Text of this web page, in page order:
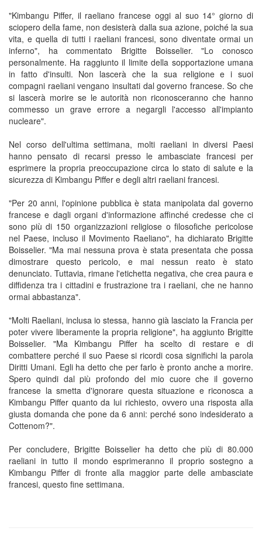
"Kimbangu Piffer, il raeliano francese oggi al suo 14° giorno di
sciopero della fame, non desisterà dalla sua azione, poiché la sua
vita, e quella di tutti i raeliani francesi, sono diventate ormai un
inferno", ha commentato Brigitte Boisselier. "Lo conosco
personalmente. Ha raggiunto il limite della sopportazione umana
in fatto d'insulti. Non lascerà che la sua religione e i suoi
compagni raeliani vengano insultati dal governo francese. So che
si lascerà morire se le autorità non riconosceranno che hanno
commesso un grave errore a negargli l'accesso all'impianto
nucleare".
Nel corso dell'ultima settimana, molti raeliani in diversi Paesi
hanno pensato di recarsi presso le ambasciate francesi per
esprimere la propria preoccupazione circa lo stato di salute e la
sicurezza di Kimbangu Piffer e degli altri raeliani francesi.
"Per 20 anni, l'opinione pubblica è stata manipolata dal governo
francese e dagli organi d'informazione affinché credesse che ci
sono più di 150 organizzazioni religiose o filosofiche pericolose
nel Paese, incluso il Movimento Raeliano", ha dichiarato Brigitte
Boisselier. "Ma mai nessuna prova è stata presentata che possa
dimostrare questo pericolo, e mai nessun reato è stato
denunciato. Tuttavia, rimane l'etichetta negativa, che crea paura e
diffidenza tra i cittadini e frustrazione tra i raeliani, che ne hanno
ormai abbastanza".
"Molti Raeliani, inclusa io stessa, hanno già lasciato la Francia per
poter vivere liberamente la propria religione", ha aggiunto Brigitte
Boisselier. "Ma Kimbangu Piffer ha scelto di restare e di
combattere perché il suo Paese si ricordi cosa significhi la parola
Diritti Umani. Egli ha detto che per farlo è pronto anche a morire.
Spero quindi dal più profondo del mio cuore che il governo
francese la smetta d'ignorare questa situazione e riconosca a
Kimbangu Piffer quanto da lui richiesto, ovvero una risposta alla
giusta domanda che pone da 6 anni: perché sono indesiderato a
Cottenom?".
Per concludere, Brigitte Boisselier ha detto che più di 80.000
raeliani in tutto il mondo esprimeranno il proprio sostegno a
Kimbangu Piffer di fronte alla maggior parte delle ambasciate
francesi, questo fine settimana.